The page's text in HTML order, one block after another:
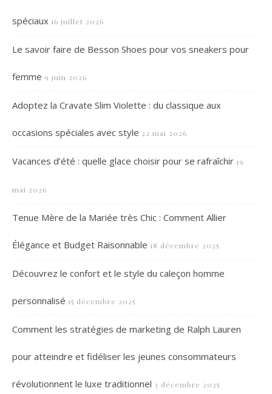
spéciaux 16 juillet 2026
Le savoir faire de Besson Shoes pour vos sneakers pour
femme 9 juin 2026
Adoptez la Cravate Slim Violette : du classique aux
occasions spéciales avec style 22 mai 2026
Vacances d’été : quelle glace choisir pour se rafraîchir 19
mai 2026
Tenue Mère de la Mariée très Chic : Comment Allier
Élégance et Budget Raisonnable 18 décembre 2025
Découvrez le confort et le style du caleçon homme
personnalisé 15 décembre 2025
Comment les stratégies de marketing de Ralph Lauren
pour atteindre et fidéliser les jeunes consommateurs
révolutionnent le luxe traditionnel 3 décembre 2025